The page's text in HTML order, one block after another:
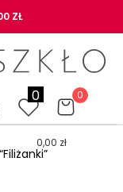
ZŁ
0 0
0,00 zł